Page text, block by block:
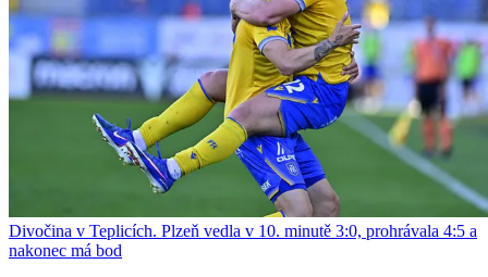
Divočina v Teplicích. Plzeň vedla v 10. minutě 3:0, prohrávala 4:5 a
nakonec má bod